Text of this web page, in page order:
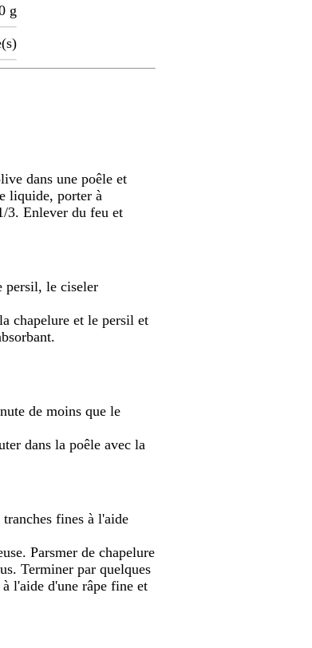
g
dans une poêle et
liquide, porter à
3. Enlever du feu et
persil, le ciseler
chapelure et le persil et
de moins que le
dans la poêle avec la
fines à l'aide
Parsmer de chapelure
Terminer par quelques
l'aide d'une râpe fine et